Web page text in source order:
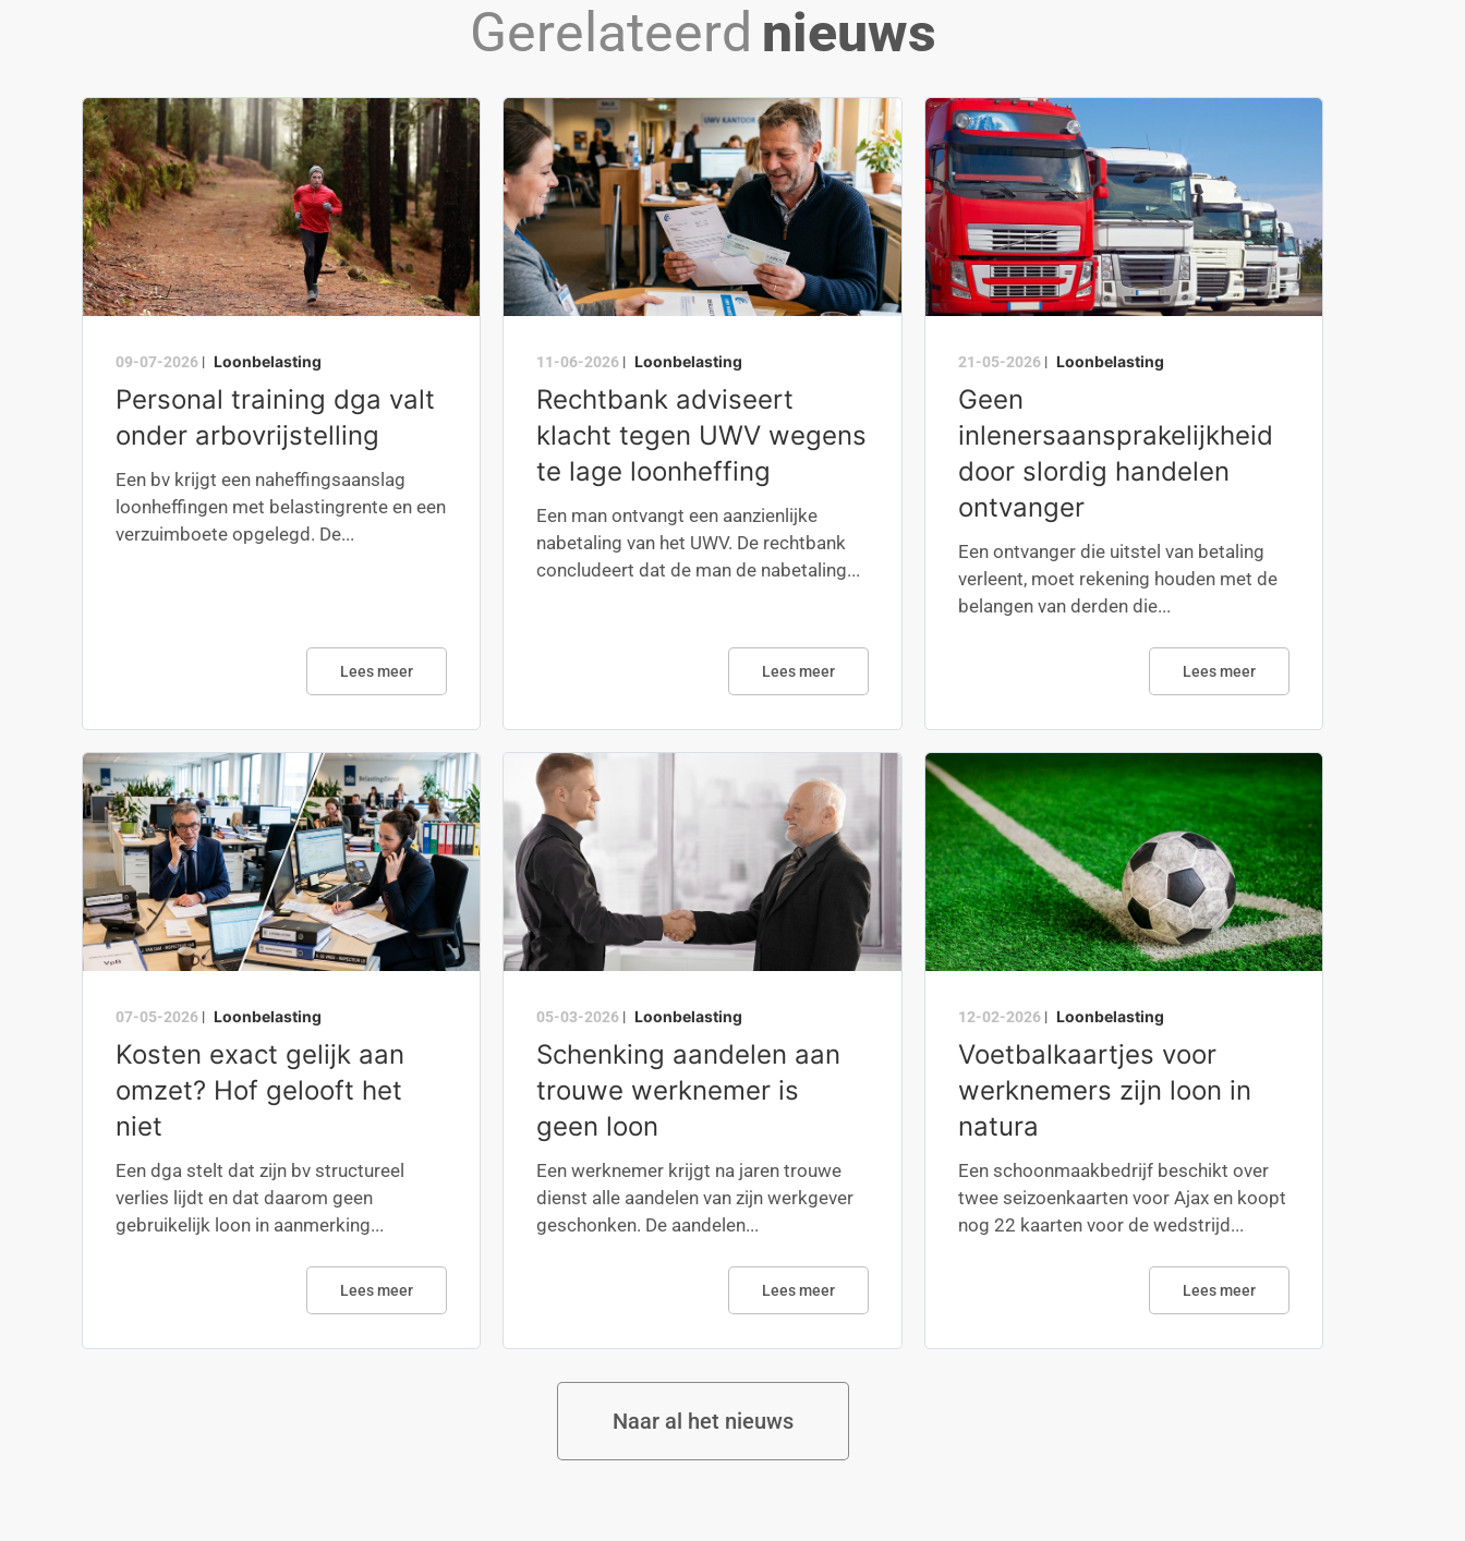
Gerelateerd nieuws
09-07-2026 | Loonbelasting
Personal training dga valt
onder arbovrijstelling
Een bv krijgt een naheffingsaanslag
loonheffingen met belastingrente en een
verzuimboete opgelegd. De...
Lees meer
11-06-2026 | Loonbelasting
Rechtbank adviseert
klacht tegen UWV wegens
te lage loonheffing
Een man ontvangt een aanzienlijke
nabetaling van het UWV. De rechtbank
concludeert dat de man de nabetaling...
Lees meer
21-05-2026| Loonbelasting
Geen
inlenersaansprakelijkheid
door slordig handelen
ontvanger
Een ontvanger die uitstel van betaling
verleent, moet rekening houden met de
belangen van derden die...
Lees meer
07-05-2026 | Loonbelasting
Kosten exact gelijk aan
omzet? Hof gelooft het
niet
Een dga stelt dat zijn bv structureel
verlies lijdt en dat daarom geen
gebruikelijk loon in aanmerking...
Lees meer
05-03-2026 | Loonbelasting
Schenking aandelen aan
trouwe werknemer is
geen loon
Een werknemer krijgt na jaren trouwe
dienst alle aandelen van zijn werkgever
geschonken. De aandelen...
Lees meer
12-02-2026| Loonbelasting
Voetbalkaartjes voor
werknemers zijn loon in
natura
Een schoonmaakbedrijf beschikt over
twee seizoenkaarten voor Ajax en koopt
nog 22 kaarten voor de wedstrijd...
Lees meer
Naar al het nieuws